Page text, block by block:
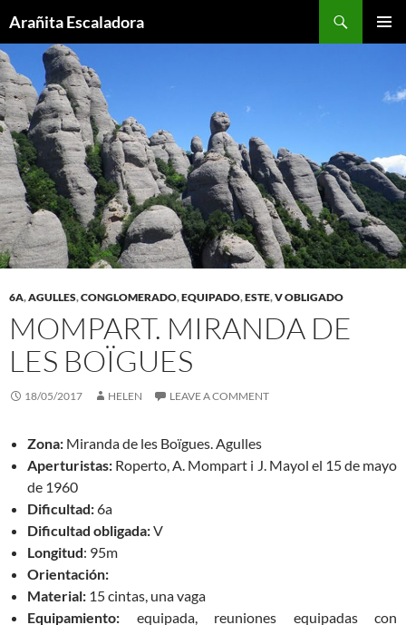
to
content
Arañita Escaladora
6A,AGULLES,CONGLOMERADO,EQUIPADO,ESTE,V OBLIGADO
MOMPART. MIRANDA DE
LES BOÏGUES
18/05/2017 HELEN LEAVE A COMMENT
Zona: Miranda de les Boïgues. Agulles
Aperturistas: Roperto, A. Mompart i J. Mayol el 15 de mayo
de 1960
Dificultad:6a
Dificultad obligada:V
Longitud: 95m
Orientación:
Material: 15 cintas, una vaga
Equipamiento: equipada, reuniones equipadas con